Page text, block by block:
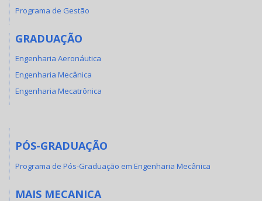
Programa de Gestão
GRADUAÇÃO
Engenharia Aeronáutica
Engenharia Mecânica
Engenharia Mecatrônica
PÓS-GRADUAÇÃO
Programa de Pós-Graduação em Engenharia Mecânica
MAIS MECANICA